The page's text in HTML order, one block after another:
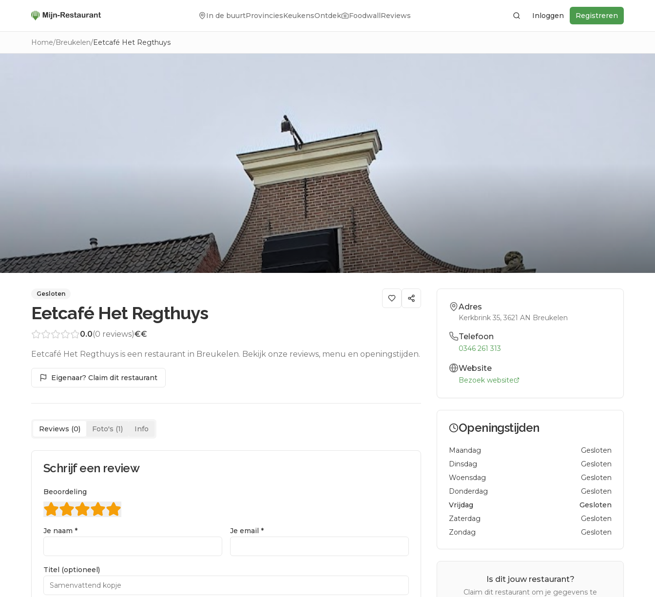
In de buurtProvinciesKeukensOntdek FoodwallReviews ZoekenInloggen Registreren
Home/Breukelen/Eetcafé Het Regthuys
Gesloten
Eetcafé Het Regthuys
0.0(0 reviews)€€
Eetcafé Het Regthuys is een restaurant in Breukelen. Bekijk onze reviews, menu en openingstijden.
Eigenaar? Claim dit restaurant
Reviews (0) Foto's (1) Info
Schrijf een review
Beoordeling
Je naam * Je email *
Titel (optioneel)
Adres
Kerkbrink 35, 3621 AN Breukelen
Telefoon
0346 261 313
Website
Bezoek website
Openingstijden
Maandag
Gesloten
Dinsdag
Gesloten
Woensdag
Gesloten
Donderdag
Gesloten
Vrijdag
Gesloten
Zaterdag
Gesloten
Zondag
Gesloten
Is dit jouw restaurant?
Claim dit restaurant om je gegevens te